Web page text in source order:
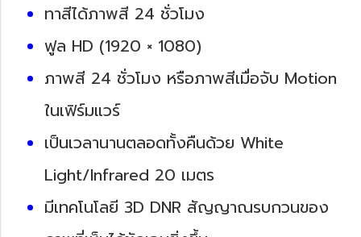
ทาสีได้ภาพสี 24 ชั่วโมง
ฟูล HD (1920 × 1080)
ภาพสี 24 ชั่วโมง หรือภาพสีเมื่อจับ Motion
ในเฟิร์มแวร์
เป็นเวลานานตลอดทั้งคืนด้วย White
Light/Infrared 20 เมตร
มีเทคโนโลยี 3D DNR สัญญาณรบกวนของ